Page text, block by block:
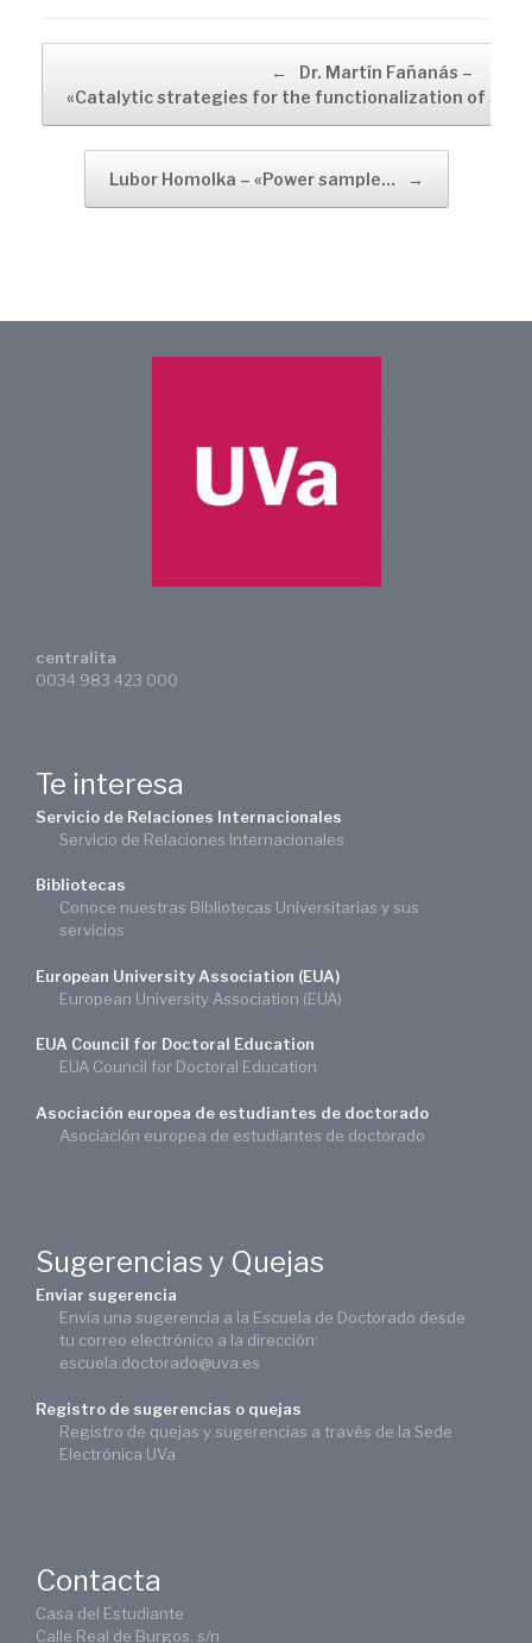
←
Dr. Martín Fañanás –
«Catalytic strategies for the functionalization of
Lubor Homolka – «Power sample… →
centralita
0034 983 423 000
Te interesa
Servicio de Relaciones Internacionales
Servicio de Relaciones Internacionales
Bibliotecas
Conoce nuestras Bibliotecas Universitarias y sus
servicios
European University Association (EUA)
European University Association (EUA)
EUA Council for Doctoral Education
EUA Council for Doctoral Education
Asociación europea de estudiantes de doctorado
Asociación europea de estudiantes de doctorado
Sugerencias y Quejas
Enviar sugerencia
Envía una sugerencia a la Escuela de Doctorado desde
tu correo electrónico a la dirección:
escuela.doctorado@uva.es
Registro de sugerencias o quejas
Registro de quejas y sugerencias a través de la Sede
Electrónica UVa
Contacta
Casa del Estudiante
Calle Real de Burgos, s/n